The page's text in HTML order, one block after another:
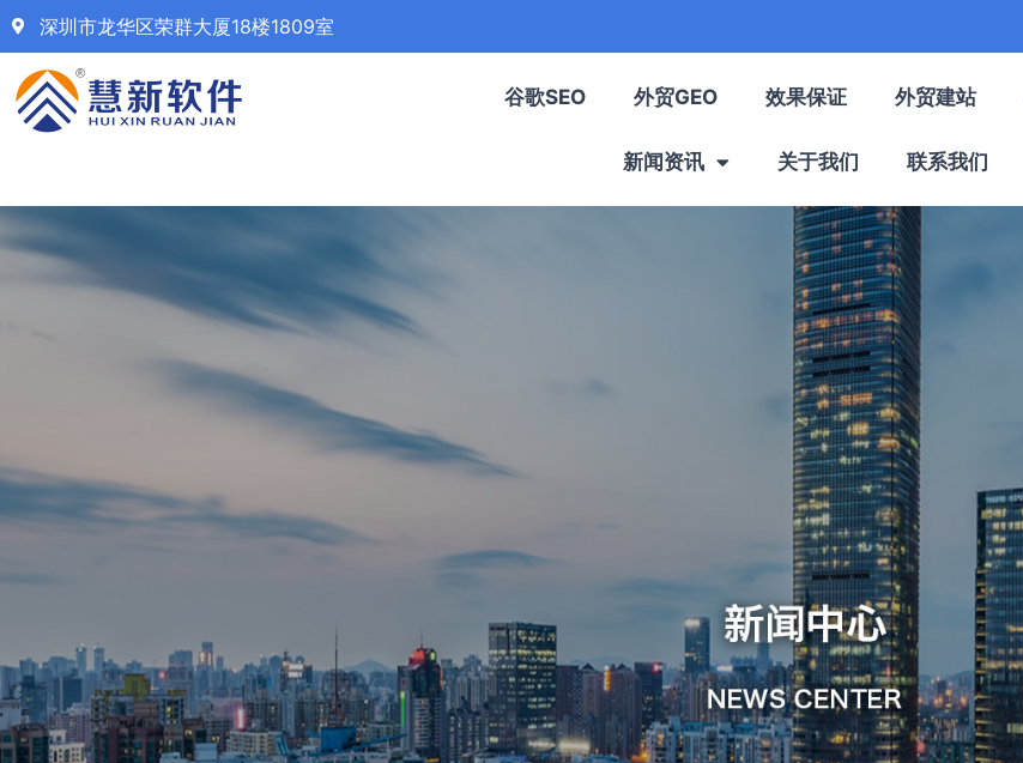
深圳市龙华区荣群大厦18楼1809室
谷歌SEO 外贸GEO 效果保证 外贸建站
新闻资讯 关于我们 联系我们